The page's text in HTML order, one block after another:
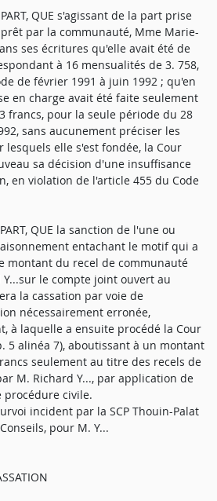
PART, QUE s'agissant de la part prise
par la communauté, Mme Marie-
ses écritures qu'elle avait été de
à 16 mensualités de 3. 758,
de février 1991 à juin 1992 ; qu'en
en charge avait été faite seulement
francs, pour la seule période du 28
sans aucunement préciser les
lesquels elle s'est fondée, la Cour
sa décision d'une insuffisance
en violation de l'article 455 du Code
QUE la sanction de l'une ou
entachant le motif qui a
montant du recel de communauté
le compte joint ouvert au
la cassation par voie de
nécessairement erronée,
à laquelle a ensuite procédé la Cour
5 alinéa 7), aboutissant à un montant
seulement au titre des recels de
M. Richard Y..., par application de
procédure civile.
incident par la SCP Thouin-Palat
pour M. Y...